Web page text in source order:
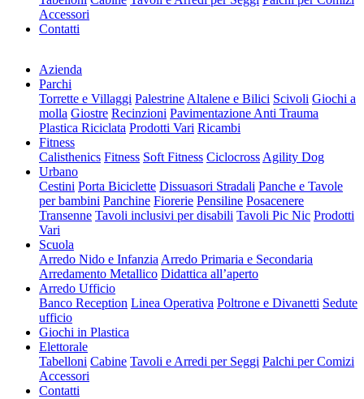
Accessori
Contatti
Azienda
Parchi
Torrette e Villaggi Palestrine Altalene e Bilici Scivoli Giochi a
molla Giostre Recinzioni Pavimentazione Anti Trauma
Plastica Riciclata Prodotti Vari Ricambi
Fitness
Calisthenics Fitness Soft Fitness Ciclocross Agility Dog
Urbano
Cestini Porta Biciclette Dissuasori Stradali Panche e Tavole
per bambini Panchine Fiorerie Pensiline Posacenere
Transenne Tavoli inclusivi per disabili Tavoli Pic Nic Prodotti
Vari
Scuola
Arredo Nido e Infanzia Arredo Primaria e Secondaria
Arredamento Metallico Didattica all’aperto
Arredo Ufficio
Banco Reception Linea Operativa Poltrone e Divanetti Sedute
ufficio
Giochi in Plastica
Elettorale
Tabelloni Cabine Tavoli e Arredi per Seggi Palchi per Comizi
Accessori
Contatti